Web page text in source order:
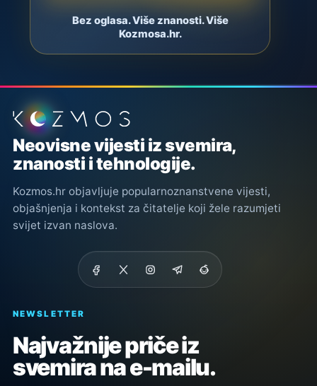
Bez oglasa. Više znanosti. Više
Kozmosa.hr.
Podnožje stranice
Neovisne vijesti iz svemira,
znanosti i tehnologije.
Kozmos.hr objavljuje popularnoznanstvene vijesti,
objašnjenja i kontekst za čitatelje koji žele razumjeti
svijet izvan naslova.
NEWSLETTER
Najvažnije priče iz
svemira na e-mailu.